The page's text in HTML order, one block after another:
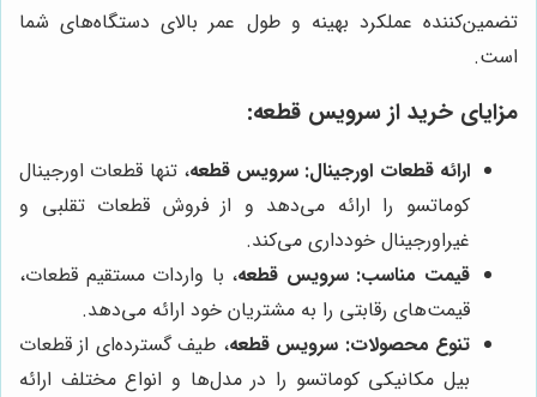
تضمین‌کننده عملکرد بهینه و طول عمر بالای دستگاه‌های شما
است.
مزایای خرید ازسرویس قطعه:
ارائه قطعات اورجینال: سرویس قطعه، تنها قطعات اورجینال
کوماتسو را ارائه می‌دهد و از فروش قطعات تقلبی و
غیراورجینال خودداری می‌کند.
قیمت مناسب: سرویس قطعه، با واردات مستقیم قطعات،
قیمت‌های رقابتی را به مشتریان خود ارائه می‌دهد.
تنوع محصولات: سرویس قطعه، طیف گسترده‌ای از قطعات
بیل مکانیکی کوماتسو را در مدل‌ها و انواع مختلف ارائه